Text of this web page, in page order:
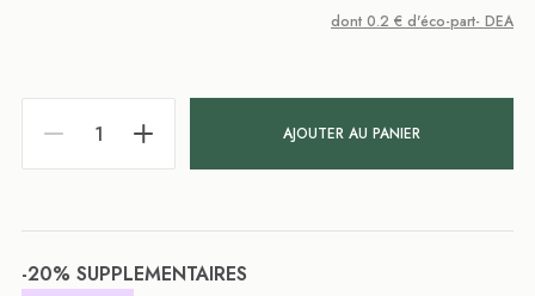
dont 0.2 € d'éco-part- DEA
AJOUTER AU PANIER
-20% SUPPLEMENTAIRES